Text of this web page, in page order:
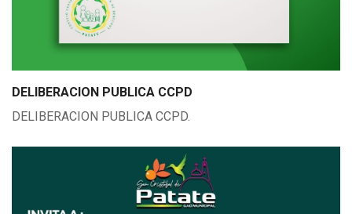
DELIBERACION PUBLICA CCPD
DELIBERACION PUBLICA CCPD.